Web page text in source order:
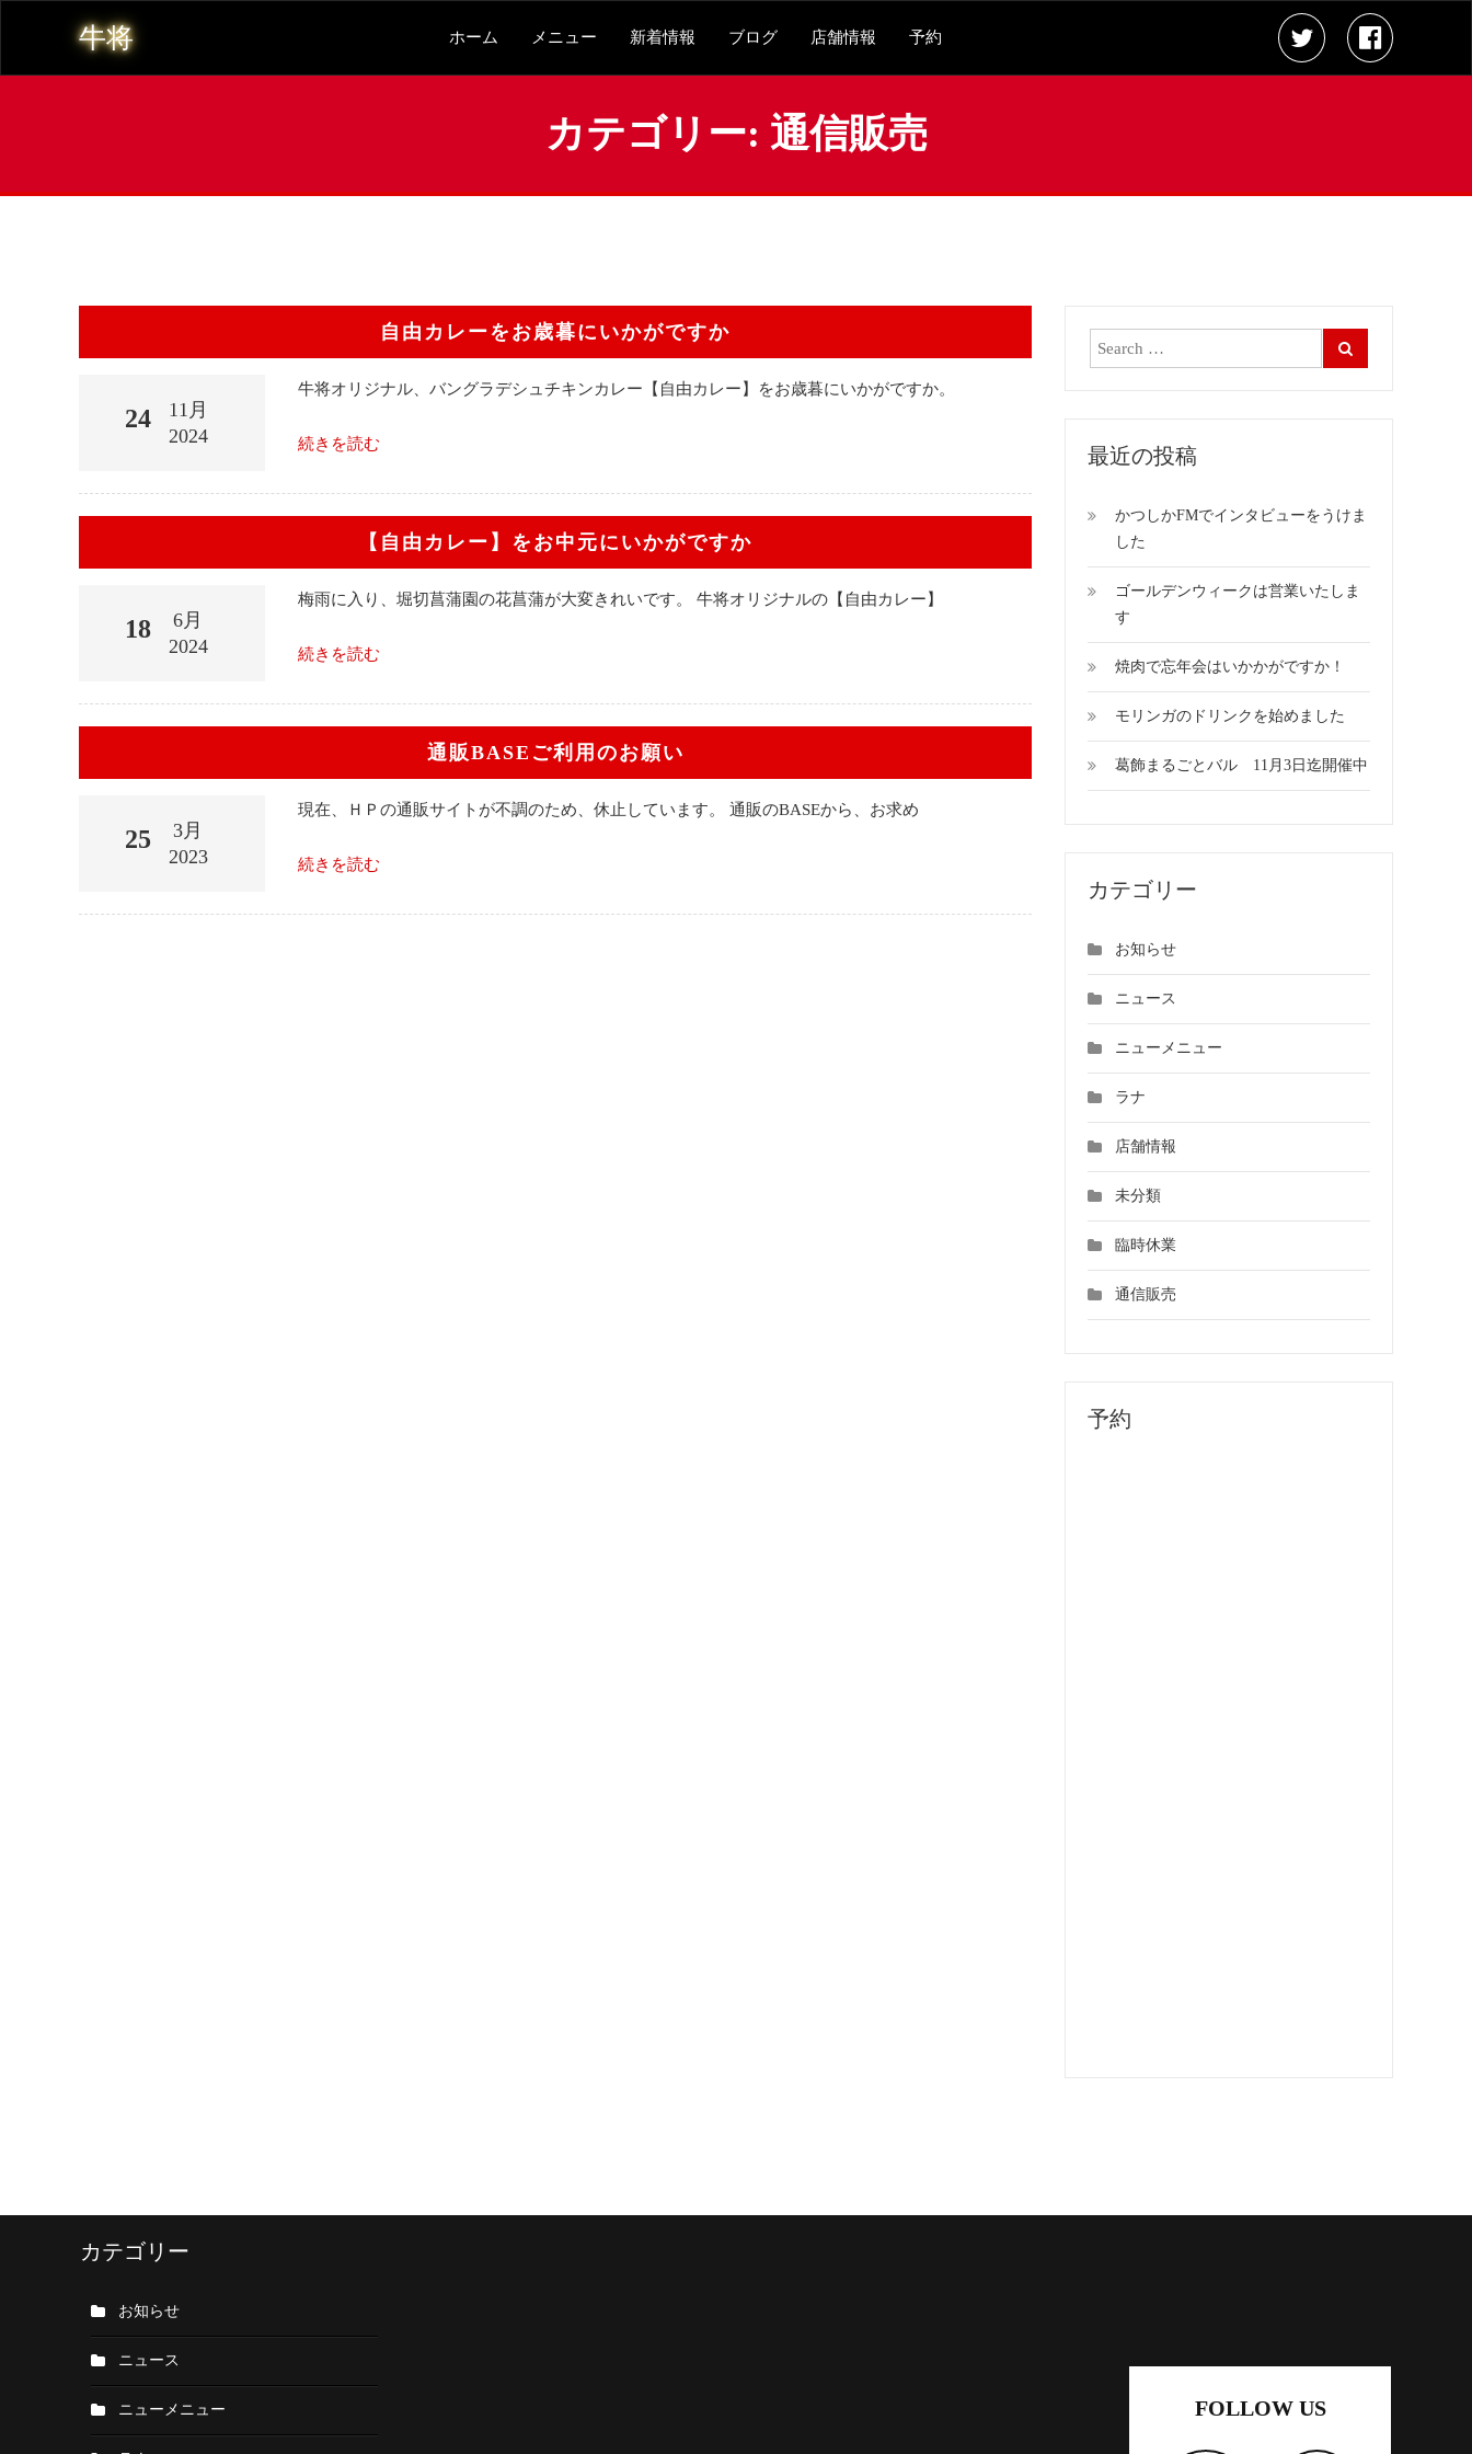
牛将 ホーム メニュー 新着情報 ブログ 店舗情報 予約
カテゴリー: 通信販売
自由カレーをお歳暮にいかがですか
24
11月
2024
牛将オリジナル、バングラデシュチキンカレー【自由カレー】をお歳暮にいかがですか。
続きを読む
【自由カレー】をお中元にいかがですか
18
6月
2024
梅雨に入り、堀切菖蒲園の花菖蒲が大変きれいです。 牛将オリジナルの【自由カレー】
続きを読む
通販BASEご利用のお願い
25
3月
2023
現在、ＨＰの通販サイトが不調のため、休止しています。 通販のBASEから、お求め
続きを読む
最近の投稿
かつしかFMでインタビューをうけま
した
ゴールデンウィークは営業いたしま
す
焼肉で忘年会はいかかがですか！
モリンガのドリンクを始めました
葛飾まるごとバル 11月3日迄開催中
カテゴリー
お知らせ
ニュース
ニューメニュー
ラナ
店舗情報
未分類
臨時休業
通信販売
予約
カテゴリー
お知らせ
ニュース
ニューメニュー FOLLOW US